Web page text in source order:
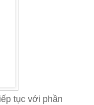
tục với phần